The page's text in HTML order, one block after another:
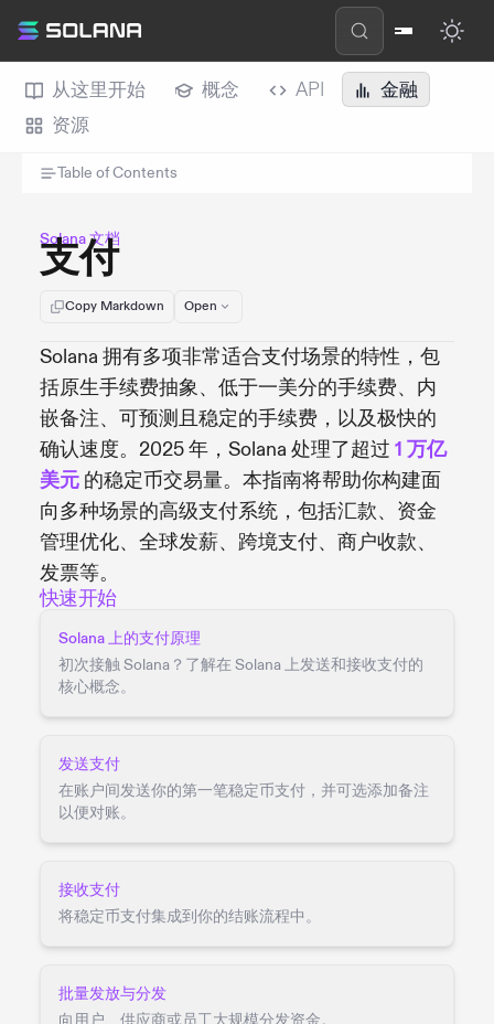
从这里开始 概念 API
金融
资源
Table of Contents
Solana 文档
支付
Copy Markdown Open
Solana 拥有多项非常适合支付场景的特性，包
括原生手续费抽象、低于一美分的手续费、内
嵌备注、可预测且稳定的手续费，以及极快的
确认速度。2025 年，Solana 处理了超过 1 万亿
美元 的稳定币交易量。本指南将帮助你构建面
向多种场景的高级支付系统，包括汇款、资金
管理优化、全球发薪、跨境支付、商户收款、
发票等。
快速开始
Solana 上的支付原理
初次接触 Solana？了解在 Solana 上发送和接收支付的
核心概念。
发送支付
在账户间发送你的第一笔稳定币支付，并可选添加备注
以便对账。
接收支付
将稳定币支付集成到你的结账流程中。
批量发放与分发
向用户、供应商或员工大规模分发资金。